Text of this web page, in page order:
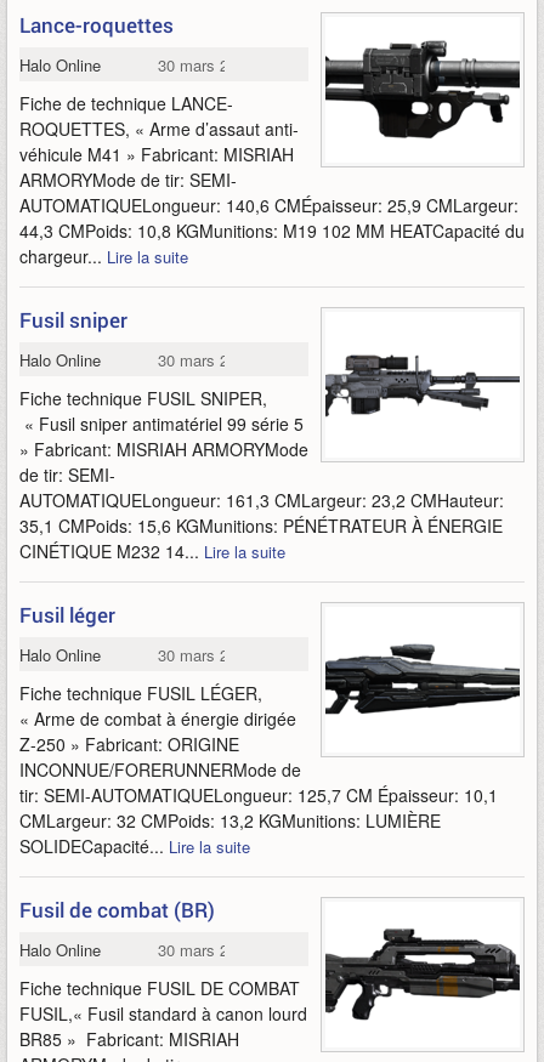
Lance-roquettes
Halo Online 30 mars 2015
Fiche de technique LANCE-
ROQUETTES, « Arme d’assaut anti-
véhicule M41 » Fabricant: MISRIAH
ARMORYMode de tir: SEMI-
AUTOMATIQUELongueur: 140,6 CMÉpaisseur: 25,9 CMLargeur:
44,3 CMPoids: 10,8 KGMunitions: M19 102 MM HEATCapacité du
chargeur... Lire la suite
Fusil sniper
Halo Online 30 mars 2015
Fiche technique FUSIL SNIPER,
« Fusil sniper antimatériel 99 série 5
» Fabricant: MISRIAH ARMORYMode
de tir: SEMI-
AUTOMATIQUELongueur: 161,3 CMLargeur: 23,2 CMHauteur:
35,1 CMPoids: 15,6 KGMunitions: PÉNÉTRATEUR À ÉNERGIE
CINÉTIQUE M232 14... Lire la suite
Fusil léger
Halo Online 30 mars 2015
Fiche technique FUSIL LÉGER,
« Arme de combat à énergie dirigée
Z-250 » Fabricant: ORIGINE
INCONNUE/FORERUNNERMode de
tir: SEMI-AUTOMATIQUELongueur: 125,7 CM Épaisseur: 10,1
CMLargeur: 32 CMPoids: 13,2 KGMunitions: LUMIÈRE
SOLIDECapacité... Lire la suite
Fusil de combat (BR)
Halo Online 30 mars 2015
Fiche technique FUSIL DE COMBAT
FUSIL,« Fusil standard à canon lourd
BR85 » Fabricant: MISRIAH